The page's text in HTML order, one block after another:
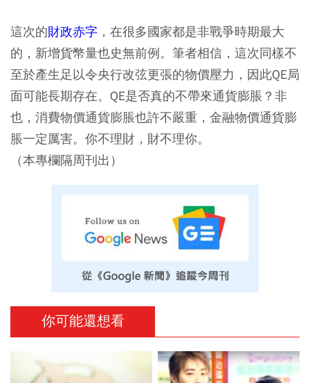
這次的財政赤字 ，在很多國家都是非戰爭時期最大
的，新增貨幣量也史無前例。筆者相信，這次同樣不
至於產生足以令央行改弦更張的物價壓力，因此QE局
面可能長期存在。QE是否真的不帶來通貨膨脹？非
也，消費物價通貨膨脹也許不嚴重，金融物價通貨膨
脹一定厲害。你不理財，財不理你。
（本專欄隔周刊出）
你可能還想看